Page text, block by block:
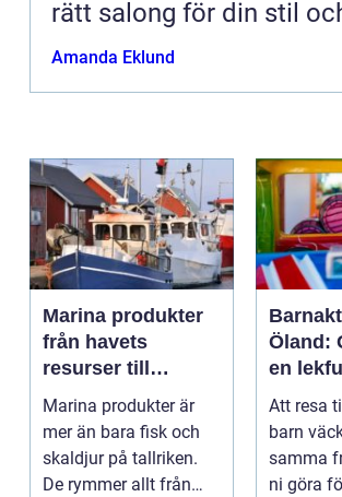
rätt salong för din stil
Amanda Eklund
Marina produkter
från havets
resurser till
hållbara
upplevelser
Marina produkter är
mer än bara fisk och
skaldjur på tallriken.
De rymmer allt från
Öland:
en
hela
Att resa
barn
samma
ni göra